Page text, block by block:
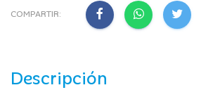
COMPARTIR:
Descripción